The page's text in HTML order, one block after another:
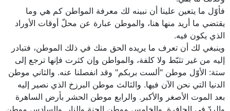
فأوّل ما يتعين علينا أن نبينه لك معرفة المواطن كم هي وما
يقتضي ما أريد منها هنا، والموطن عبارة عن محلّ أوقات الأوراد
الذي يكون فيه.
وينبغي لك أن تعرف ما يريده الحق منك في ذلك الموطن، فتبادر
إليه من غير تثبّط ولا كلفة، والمواطن وإن كثرت فإنها ترجع إلى
ستة: الأوّل موطن "ألست بربكم" وقد انفصلنا عنه. والثاني موطن
الدنيا التي نحن الآن فيها. والثالث موطن البرزخ الذي نصير إليه
بعد الموت الأصغر والأكبر. والرابع موطن الحشر بأرض الساهرة